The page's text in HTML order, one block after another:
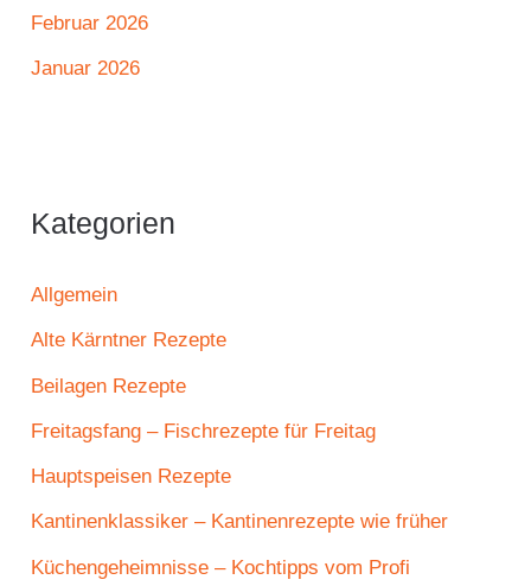
Februar 2026
Januar 2026
Kategorien
Allgemein
Alte Kärntner Rezepte
Beilagen Rezepte
Freitagsfang – Fischrezepte für Freitag
Hauptspeisen Rezepte
Kantinenklassiker – Kantinenrezepte wie früher
Küchengeheimnisse – Kochtipps vom Profi